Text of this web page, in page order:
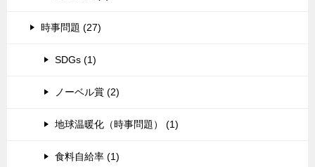
時事問題 (27)
SDGs (1)
ノーベル賞 (2)
地球温暖化（時事問題） (1)
食料自給率 (1)